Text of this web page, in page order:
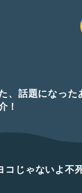
、話題になった
！
じゃないよ不